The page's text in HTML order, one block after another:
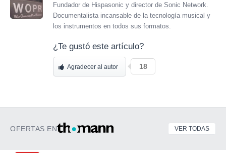
Fundador de Hispasonic y director de Sonic Network.
Documentalista incansable de la tecnología musical y
los instrumentos en todos sus formatos.
¿Te gustó este artículo?
Agradecer al autor 18
OFERTAS EN VER TODAS